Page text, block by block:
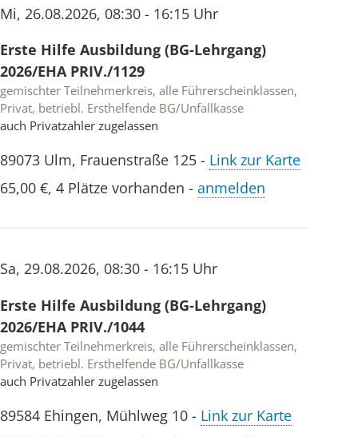
Mi, 26.08.2026, 08:30 - 16:15 Uhr
Erste Hilfe Ausbildung (BG-Lehrgang)
2026/EHA PRIV./1129
gemischter Teilnehmerkreis, alle Führerscheinklassen,
Privat, betriebl. Ersthelfende BG/Unfallkasse
auch Privatzahler zugelassen
89073 Ulm, Frauenstraße 125 - Link zur Karte
65,00 €, 4 Plätze vorhanden - anmelden
Sa, 29.08.2026, 08:30 - 16:15 Uhr
Erste Hilfe Ausbildung (BG-Lehrgang)
2026/EHA PRIV./1044
gemischter Teilnehmerkreis, alle Führerscheinklassen,
Privat, betriebl. Ersthelfende BG/Unfallkasse
auch Privatzahler zugelassen
89584 Ehingen, Mühlweg 10 - Link zur Karte